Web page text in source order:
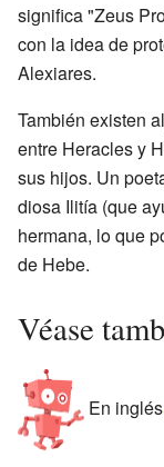
significa "Zeus
con la idea de
Alexiares.
También existen
entre Heracles y
sus hijos. Un
diosa Ilitía (que
hermana, lo que
de Hebe.
Véase
En